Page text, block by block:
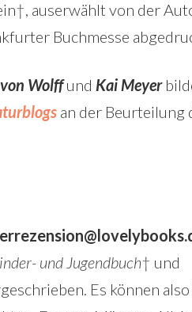
auserwählt von der
Buchmesse
Wolffund Kai Meyer
an der Beurteilung
und Jugendbuch† und
Es können